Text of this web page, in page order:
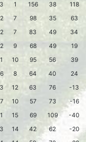
3 1 156 38
118
2 7 98 35
63
2 7 83 49
34
2 9 68 49
19
1 10 95 56
39
6 8 64 40
24
3 12 63 76
-13
7 10 57 73
-16
1 15 69 109
-40
3 14 42 62
-20